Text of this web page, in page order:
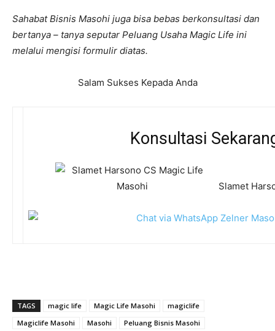
Sahabat Bisnis Masohi juga bisa bebas berkonsultasi dan
bertanya – tanya seputar Peluang Usaha Magic Life ini
melalui mengisi formulir diatas.
Salam Sukses Kepada Anda
Konsultasi
Slamet
TAGS magic life Magic Life Masohi
magiclife
Magiclife Masohi
Masohi
Peluang Bisnis Masohi